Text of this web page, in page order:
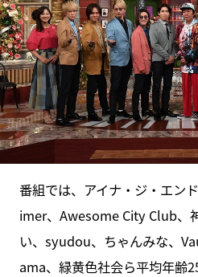
番組では、アイナ・ジ・エン
imer、Awesome City Club、
い、syudou、ちゃんみな、
ama、緑黄色社会ら平均年齢